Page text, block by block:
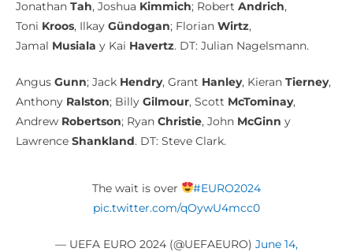
Jonathan Tah, Joshua Kimmich; Robert Andrich,
Toni Kroos, Ilkay Gündogan; Florian Wirtz,
Jamal Musiala y Kai Havertz. DT: Julian Nagelsmann.
Angus Gunn; Jack Hendry, Grant Hanley, Kieran Tierney,
Anthony Ralston; Billy Gilmour, Scott McTominay,
Andrew Robertson; Ryan Christie, John McGinn y
Lawrence Shankland. DT: Steve Clark.
The wait is over
#EURO2024
pic.twitter.com/qOywU4mcc0
— UEFA EURO 2024 (@UEFAEURO) June 14,